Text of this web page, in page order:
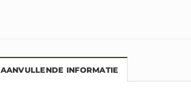
AANVULLENDE INFORMATIE